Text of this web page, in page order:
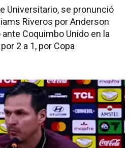
Universitario, se pronunció
Riveros por Anderson
Coquimbo Unido en la
2 a 1, por Copa